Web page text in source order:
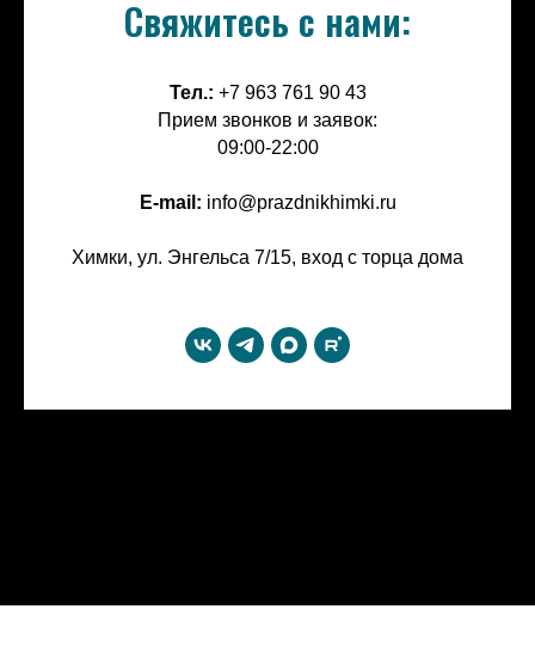
Свяжитесь с нами:
Тел.: +7 963 761 90 43
Прием звонков и заявок:
09:00-22:00
E-mail: info@prazdnikhimki.ru
Химки, ул. Энгельса 7/15, вход с торца дома